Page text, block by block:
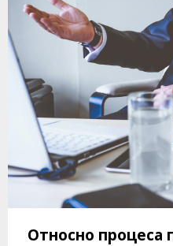
Относно процеса